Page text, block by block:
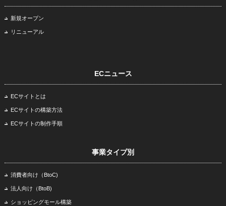
新規オープン
リニューアル
ECニュース
ECサイトとは
ECサイトの構築方法
ECサイトの制作手順
事業タイプ別
消費者向け（BtoC)
法人向け（BtoB)
ショッピングモール構築